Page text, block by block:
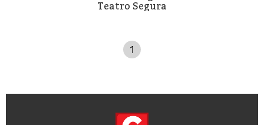
Teatro Segura
1